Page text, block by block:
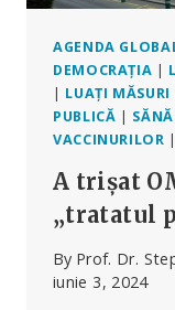
AGENDA
DEMOCRAȚIA |
| LUAȚI MĂSURI
PUBLICĂ |
VACCINURILOR
A trișat
„tratatul
By Prof. Dr.
iunie 3, 2024